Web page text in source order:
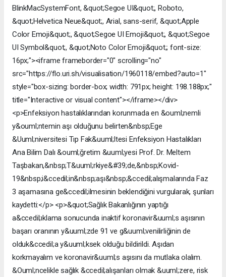
BlinkMacSystemFont, &quot;Segoe UI&quot;, Roboto,
&quot;Helvetica Neue&quot;, Arial, sans-serif, &quot;Apple
Color Emoji&quot;, &quot;Segoe UI Emoji&quot;, &quot;Segoe
UI Symbol&quot;, &quot;Noto Color Emoji&quot;; font-size:
16px;"><iframe frameborder="0" scrolling="no"
src="https://flo.uri.sh/visualisation/1960118/embed?auto=1"
style="box-sizing: border-box; width: 791px; height: 198.188px;"
title="Interactive or visual content"></iframe></div>
<p>Enfeksiyon hastalıklarından korunmada en &ouml;nemli
y&ouml;ntemin aşı olduğunu belirten&nbsp;Ege
&Uuml;niversitesi Tıp Fak&uuml;ltesi Enfeksiyon Hastalıkları
Ana Bilim Dalı &ouml;ğretim &uuml;yesi Prof. Dr. Meltem
Taşbakan,&nbsp;T&uuml;rkiye&#39;de,&nbsp;Kovid-
19&nbsp;i&ccedil;in&nbsp;aşı&nbsp;&ccedil;alışmalarında Faz
3 aşamasına ge&ccedil;ilmesinin beklendiğini vurgularak, şunları
kaydetti:</p> <p>&quot;Sağlık Bakanlığının yaptığı
a&ccedil;ıklama sonucunda inaktif koronavir&uuml;s aşısının
başarı oranının y&uuml;zde 91 ve g&uuml;venilirliğinin de
olduk&ccedil;a y&uuml;ksek olduğu bildirildi. Aşıdan
korkmayalım ve koronavir&uuml;s aşısını da mutlaka olalım.
&Ouml;ncelikle sağlık &ccedil;alışanları olmak &uuml;zere, risk